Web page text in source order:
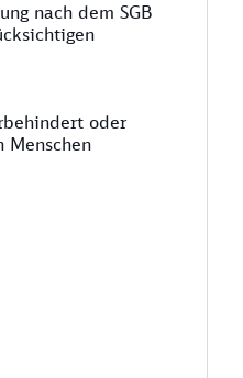
nach dem SGB
oder
Menschen